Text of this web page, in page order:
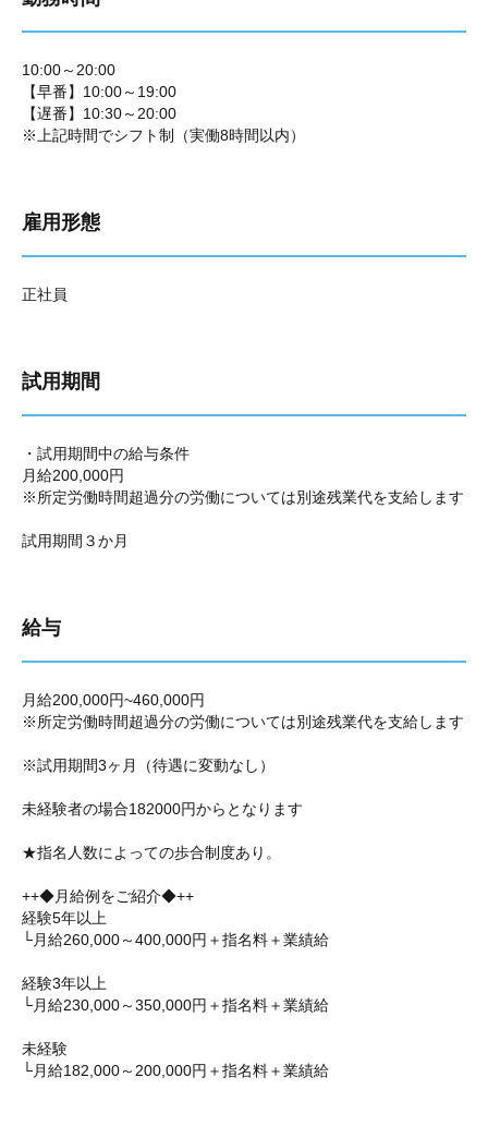
10:00～20:00
【早番】10:00～19:00
【遅番】10:30～20:00
※上記時間でシフト制（実働8時間以内）
雇用形態
正社員
試用期間
・試用期間中の給与条件
月給200,000円
※所定労働時間超過分の労働については別途残業代を支給します
試用期間３か月
給与
月給200,000円~460,000円
※所定労働時間超過分の労働については別途残業代を支給します
※試用期間3ヶ月（待遇に変動なし）
未経験者の場合182000円からとなります
★指名人数によっての歩合制度あり。
++◆月給例をご紹介◆++
経験5年以上
└月給260,000～400,000円＋指名料＋業績給
経験3年以上
└月給230,000～350,000円＋指名料＋業績給
未経験
└月給182,000～200,000円＋指名料＋業績給